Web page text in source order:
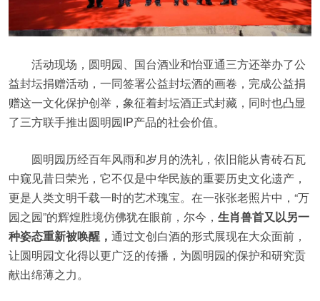
活动现场，圆明园、国台酒业和怡亚通三方还举办了公
益封坛捐赠活动，一同签署公益封坛酒的画卷，完成公益捐
赠这一文化保护创举，象征着封坛酒正式封藏，同时也凸显
了三方联手推出圆明园IP产品的社会价值。
圆明园历经百年风雨和岁月的洗礼，依旧能从青砖石瓦
中窥见昔日荣光，它不仅是中华民族的重要历史文化遗产，
更是人类文明千载一时的艺术瑰宝。在一张张老照片中，“万
园之园”的辉煌胜境仿佛犹在眼前，尔今， 生肖兽首又以另一
种姿态重新被唤醒， 通过文创白酒的形式展现在大众面前，
让圆明园文化得以更广泛的传播，为圆明园的保护和研究贡
献出绵薄之力。